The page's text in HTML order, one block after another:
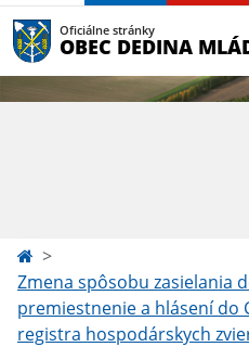
Oficiálne stránky
OBEC DEDINA
Zmena spôsobu zasielania
premiestnenie a hlásení do
registra hospodárskych